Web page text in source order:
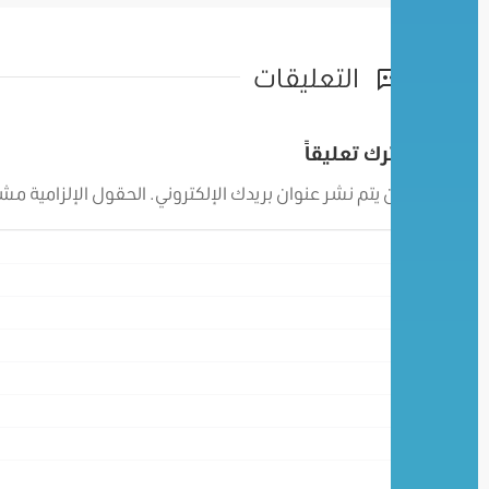
التعليقات
اترك تعليقاً
لن يتم نشر عنوان بريدك الإلكتروني. الحقول الإلزامية